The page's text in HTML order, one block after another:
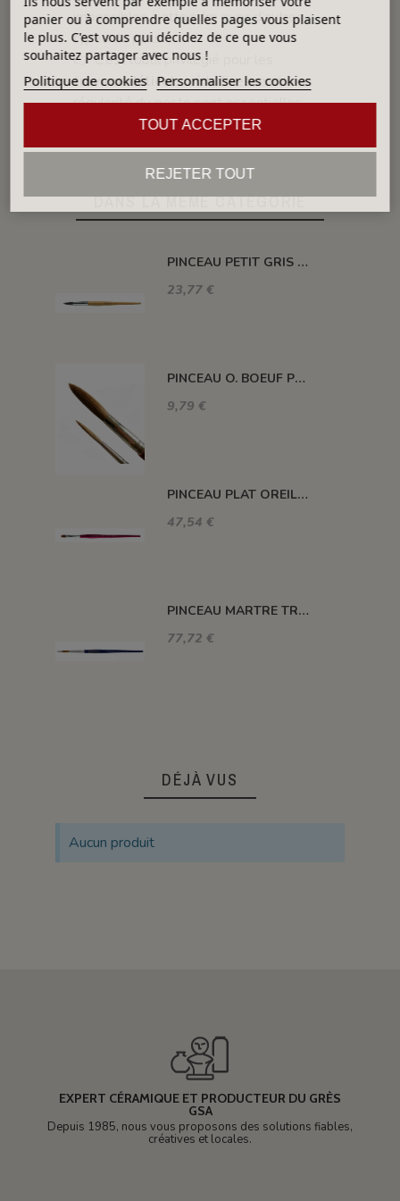
impossibles à atteindre avec d’autres
types de poils.
👉 C’est l’outil privilégié pour les
travaux délicatsoù la finesse et la
régularité du geste sont essentielles.
DANS LA MÊME CATÉGORIE
PINCEAU PETIT GRIS POIL COURT N°10
23,77 €
PINCEAU O. BOEUF POIL LONG N°2
9,79 €
PINCEAU PLAT OREILLE BOEUF N°24
47,54 €
PINCEAU MARTRE TRACEUR N°8
77,72 €
DÉJÀ VUS
Aucun produit
EXPERT CÉRAMIQUE ET PRODUCTEUR DU GRÈS
GSA
Depuis 1985, nous vous proposons des solutions fiables,
créatives et locales.
panier ou à comprendre quelles pages vous plaisent
le plus. C'est vous qui décidez de ce que vous
souhaitez partager avec nous !
Politique de cookies Personnaliser les cookies
REJETER TOUT
TOUT ACCEPTER